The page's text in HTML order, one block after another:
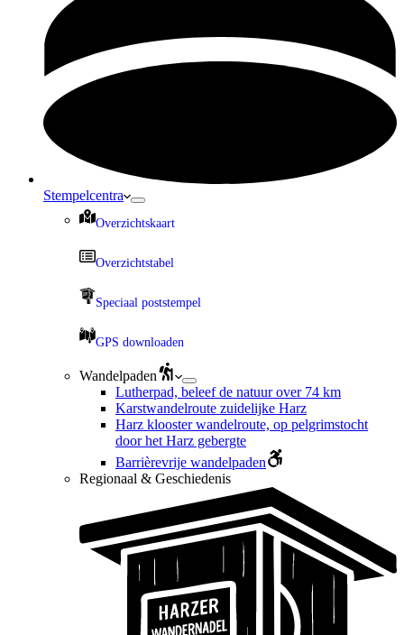
Stempelcentra
Overzichtskaart
Overzichtstabel
Speciaal poststempel
GPS downloaden
Wandelpaden
Lutherpad, beleef de natuur over 74 km
Karstwandelroute zuidelijke Harz
Harz klooster wandelroute, op pelgrimstocht
door het Harz gebergte
Barrièrevrije wandelpaden
Regionaal & Geschiedenis